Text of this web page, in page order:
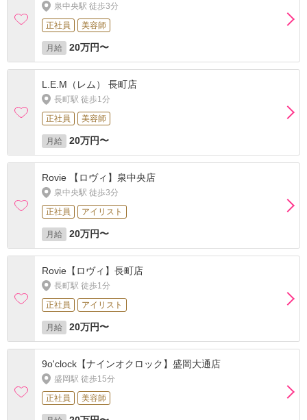
泉中央駅 徒歩3分
正社員
美容師
月給 20万円〜
L.E.M（レム） 長町店
長町駅 徒歩1分
正社員
美容師
月給 20万円〜
Rovie 【ロヴィ】泉中央店
泉中央駅 徒歩3分
正社員
アイリスト
月給 20万円〜
Rovie【ロヴィ】長町店
長町駅 徒歩1分
正社員
アイリスト
月給 20万円〜
9o'clock【ナインオクロック】盛岡大通店
盛岡駅 徒歩15分
正社員
美容師